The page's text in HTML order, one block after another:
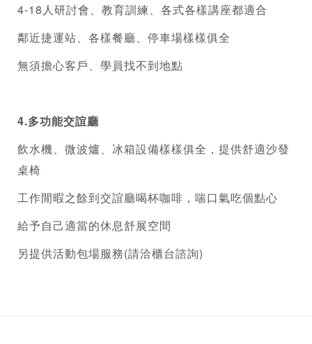
4-18人研討會、教育訓練、各式各樣講座都適合
鄰近捷運站、各樣餐廳、停車場樣樣俱全
無須擔心客戶、學員找不到地點
4.多功能交誼廳
飲水機、微波爐、冰箱設備樣樣俱全，提供舒適沙發
桌椅
工作閒暇之餘到交誼廳喝杯咖啡，喘口氣吃個點心
給予自己適當的休息舒展空間
另提供活動包場服務(請洽櫃台諮詢)